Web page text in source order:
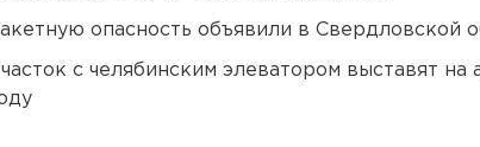
опасность объявили в Свердловской
с челябинским элеватором выставят